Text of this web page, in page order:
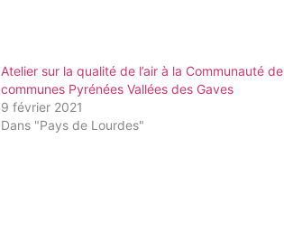
Atelier sur la qualité de l’air à la Communauté de
communes Pyrénées Vallées des Gaves
9 février 2021
Dans "Pays de Lourdes"